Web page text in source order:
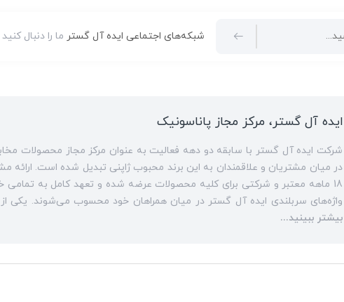
شبکه‌های اجتماعی ایده آل گستر ما را دنبال کنید
ایده آل گستر، مرکز مجاز پاناسونیک
در میان مشتریان و علاقمندان به این برند محبوب ژاپنی تبدیل شده است. ارائه مشاوره‌های قبل از خرید برای
18 ماهه معتبر و شرکتی برای کلیه محصولات عرضه شده و تعهد کامل به تمامی خدمات
انواع مراکزسانترال
حوزه‌های همراهی ایده آل گستر با مشتریان گرامی، فعالیت به عنوان
بیشتر ببینید...